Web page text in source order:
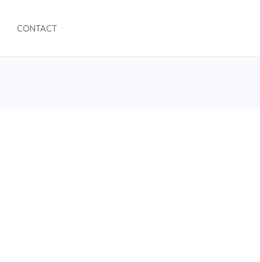
CONTACT